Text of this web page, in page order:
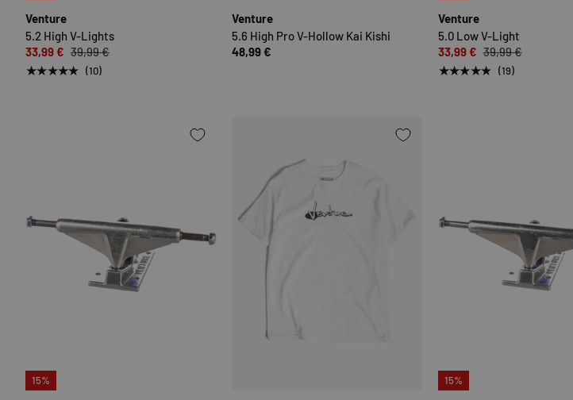
Venture
5.2 High V-Lights
33,99 € 39,99 €
★★★★★ (10)
Venture
5.6 High Pro V-Hollow Kai Kishi
48,99 €
Venture
5.0 Low V-Light
33,99 € 39,99 €
★★★★★ (19)
15% OPTIONEN AUSWÄHLEN
15%